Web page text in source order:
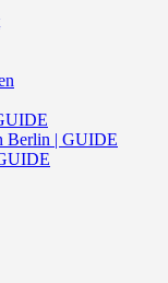
Berlin | GUIDE